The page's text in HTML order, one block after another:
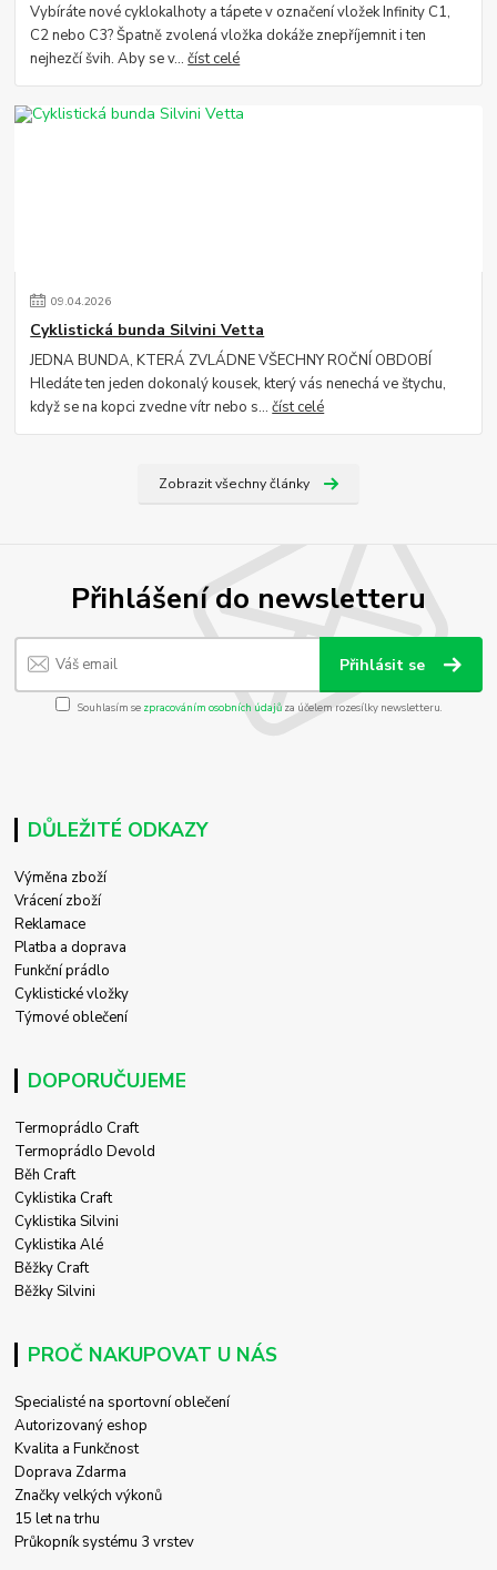
Vybíráte nové cyklokalhoty a tápete v označení vložek Infinity C1,
C2 nebo C3? Špatně zvolená vložka dokáže znepříjemnit i ten
nejhezčí švih. Aby se v...číst celé
09.04.2026
Cyklistická bunda Silvini Vetta
JEDNA BUNDA, KTERÁ ZVLÁDNE VŠECHNY ROČNÍ OBDOBÍ
Hledáte ten jeden dokonalý kousek, který vás nenechá ve štychu,
když se na kopci zvedne vítr nebo s...číst celé
Zobrazit všechny články
Přihlášení do newsletteru
Přihlásit se
Souhlasím se zpracováním osobních údajůza účelem rozesílky newsletteru.
DŮLEŽITÉ ODKAZY
Výměna zboží
Vrácení zboží
Reklamace
Platba a doprava
Funkční prádlo
Cyklistické vložky
Týmové oblečení
DOPORUČUJEME
Termoprádlo Craft
Termoprádlo Devold
Běh Craft
Cyklistika Craft
Cyklistika Silvini
Cyklistika Alé
Běžky Craft
Běžky Silvini
PROČ NAKUPOVAT U NÁS
Specialisté na sportovní oblečení
Autorizovaný eshop
Kvalita a Funkčnost
Doprava Zdarma
Značky velkých výkonů
15 let na trhu
Průkopník systému 3 vrstev